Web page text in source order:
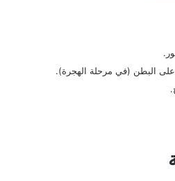
البطن (في مرحلة الهجرة).